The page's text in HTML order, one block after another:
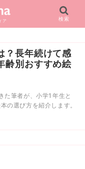
ア 検索
？長年続けて感
齢別おすすめ絵
た筆者が、小学1年生と
の選び方を紹介します。